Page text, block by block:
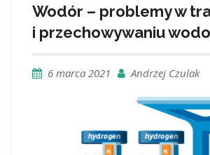
Wodór – problemy w
i przechowywaniu
6 marca 2021 Andrzej Czulak